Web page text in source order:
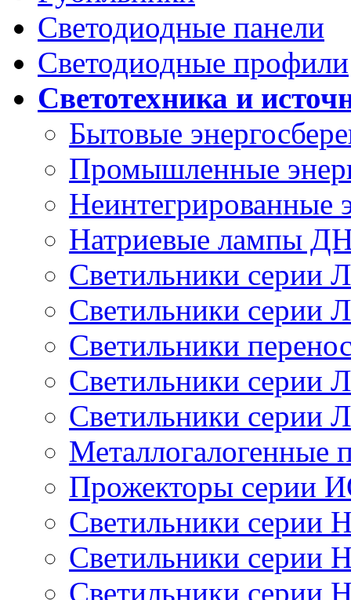
Светодиодные панели
Светодиодные профили
Светотехника и
Бытовые
Промышленные
Неинтегрированные
Натриевые лампы
Светильники серии
Светильники серии
Светильники
Светильники серии
Светильники серии
Металлогалогенные
Прожекторы серии
Светильники серии
Светильники серии
Светильники серии